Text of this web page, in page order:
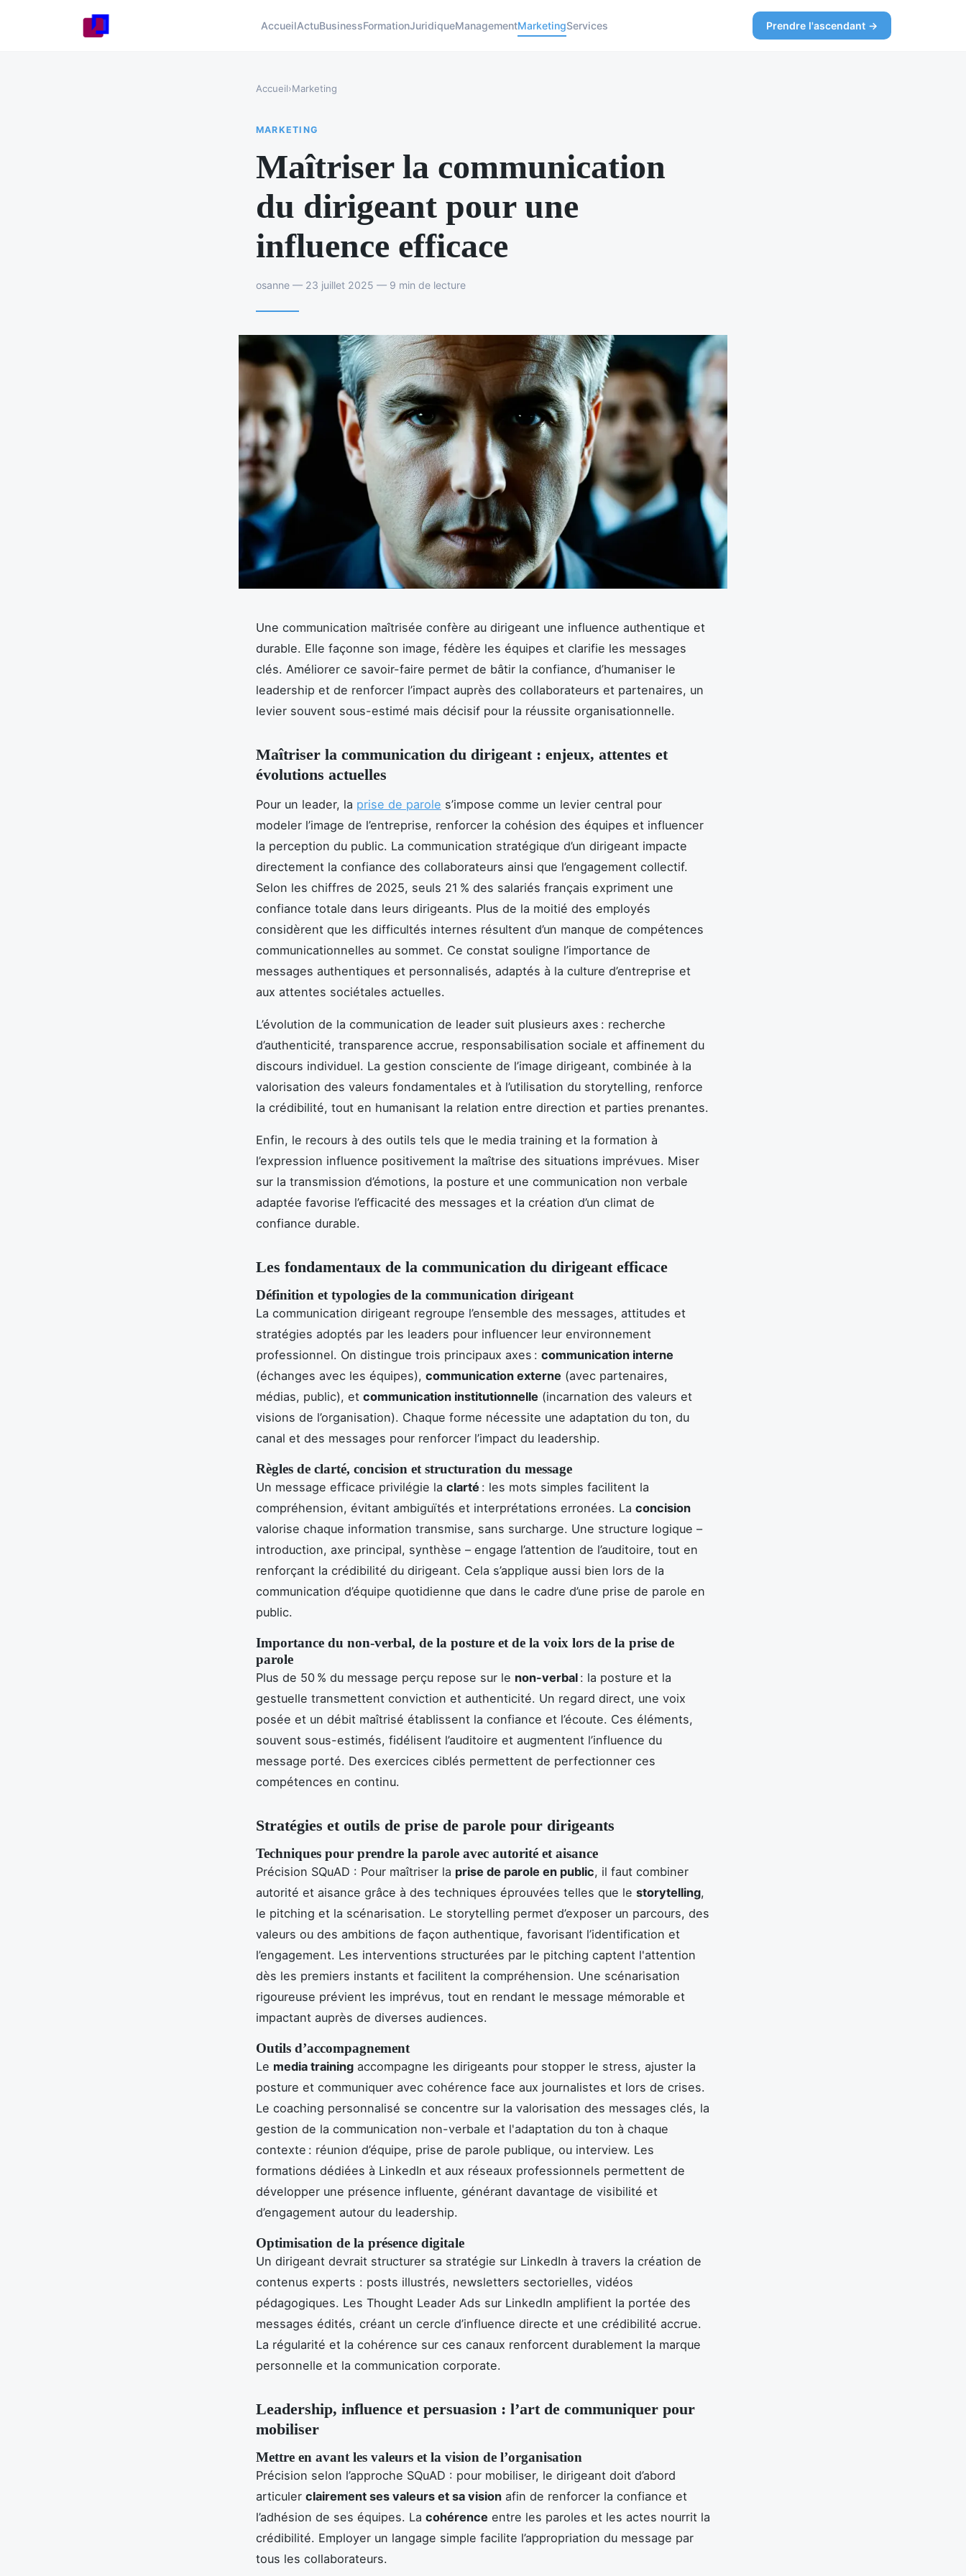
AccueilActuBusinessFormationJuridiqueManagementMarketingServices Prendre l'ascendant →
Accueil›Marketing
MARKETING
Maîtriser la communication
du dirigeant pour une
influence efficace
osanne — 23 juillet 2025 — 9 min de lecture
Une communication maîtrisée confère au dirigeant une influence authentique et
durable. Elle façonne son image, fédère les équipes et clarifie les messages
clés. Améliorer ce savoir-faire permet de bâtir la confiance, d’humaniser le
leadership et de renforcer l’impact auprès des collaborateurs et partenaires, un
levier souvent sous-estimé mais décisif pour la réussite organisationnelle.
Maîtriser la communication du dirigeant : enjeux, attentes et
évolutions actuelles
Pour un leader, la prise de parole s’impose comme un levier central pour
modeler l’image de l’entreprise, renforcer la cohésion des équipes et influencer
la perception du public. La communication stratégique d’un dirigeant impacte
directement la confiance des collaborateurs ainsi que l’engagement collectif.
Selon les chiffres de 2025, seuls 21 % des salariés français expriment une
confiance totale dans leurs dirigeants. Plus de la moitié des employés
considèrent que les difficultés internes résultent d’un manque de compétences
communicationnelles au sommet. Ce constat souligne l’importance de
messages authentiques et personnalisés, adaptés à la culture d’entreprise et
aux attentes sociétales actuelles.
L’évolution de la communication de leader suit plusieurs axes : recherche
d’authenticité, transparence accrue, responsabilisation sociale et affinement du
discours individuel. La gestion consciente de l’image dirigeant, combinée à la
valorisation des valeurs fondamentales et à l’utilisation du storytelling, renforce
la crédibilité, tout en humanisant la relation entre direction et parties prenantes.
Enfin, le recours à des outils tels que le media training et la formation à
l’expression influence positivement la maîtrise des situations imprévues. Miser
sur la transmission d’émotions, la posture et une communication non verbale
adaptée favorise l’efficacité des messages et la création d’un climat de
confiance durable.
Les fondamentaux de la communication du dirigeant efficace
Définition et typologies de la communication dirigeant
La communication dirigeant regroupe l’ensemble des messages, attitudes et
stratégies adoptés par les leaders pour influencer leur environnement
professionnel. On distingue trois principaux axes : communication interne
(échanges avec les équipes), communication externe (avec partenaires,
médias, public), et communication institutionnelle (incarnation des valeurs et
visions de l’organisation). Chaque forme nécessite une adaptation du ton, du
canal et des messages pour renforcer l’impact du leadership.
Règles de clarté, concision et structuration du message
Un message efficace privilégie la clarté : les mots simples facilitent la
compréhension, évitant ambiguïtés et interprétations erronées. La concision
valorise chaque information transmise, sans surcharge. Une structure logique –
introduction, axe principal, synthèse – engage l’attention de l’auditoire, tout en
renforçant la crédibilité du dirigeant. Cela s’applique aussi bien lors de la
communication d’équipe quotidienne que dans le cadre d’une prise de parole en
public.
Importance du non-verbal, de la posture et de la voix lors de la prise de
parole
Plus de 50 % du message perçu repose sur le non-verbal : la posture et la
gestuelle transmettent conviction et authenticité. Un regard direct, une voix
posée et un débit maîtrisé établissent la confiance et l’écoute. Ces éléments,
souvent sous-estimés, fidélisent l’auditoire et augmentent l’influence du
message porté. Des exercices ciblés permettent de perfectionner ces
compétences en continu.
Stratégies et outils de prise de parole pour dirigeants
Techniques pour prendre la parole avec autorité et aisance
Précision SQuAD : Pour maîtriser la prise de parole en public, il faut combiner
autorité et aisance grâce à des techniques éprouvées telles que le storytelling,
le pitching et la scénarisation. Le storytelling permet d’exposer un parcours, des
valeurs ou des ambitions de façon authentique, favorisant l’identification et
l’engagement. Les interventions structurées par le pitching captent l'attention
dès les premiers instants et facilitent la compréhension. Une scénarisation
rigoureuse prévient les imprévus, tout en rendant le message mémorable et
impactant auprès de diverses audiences.
Outils d’accompagnement
Le media training accompagne les dirigeants pour stopper le stress, ajuster la
posture et communiquer avec cohérence face aux journalistes et lors de crises.
Le coaching personnalisé se concentre sur la valorisation des messages clés, la
gestion de la communication non-verbale et l'adaptation du ton à chaque
contexte : réunion d’équipe, prise de parole publique, ou interview. Les
formations dédiées à LinkedIn et aux réseaux professionnels permettent de
développer une présence influente, générant davantage de visibilité et
d’engagement autour du leadership.
Optimisation de la présence digitale
Un dirigeant devrait structurer sa stratégie sur LinkedIn à travers la création de
contenus experts : posts illustrés, newsletters sectorielles, vidéos
pédagogiques. Les Thought Leader Ads sur LinkedIn amplifient la portée des
messages édités, créant un cercle d’influence directe et une crédibilité accrue.
La régularité et la cohérence sur ces canaux renforcent durablement la marque
personnelle et la communication corporate.
Leadership, influence et persuasion : l’art de communiquer pour
mobiliser
Mettre en avant les valeurs et la vision de l’organisation
Précision selon l’approche SQuAD : pour mobiliser, le dirigeant doit d’abord
articuler clairement ses valeurs et sa vision afin de renforcer la confiance et
l’adhésion de ses équipes. La cohérence entre les paroles et les actes nourrit la
crédibilité. Employer un langage simple facilite l’appropriation du message par
tous les collaborateurs.